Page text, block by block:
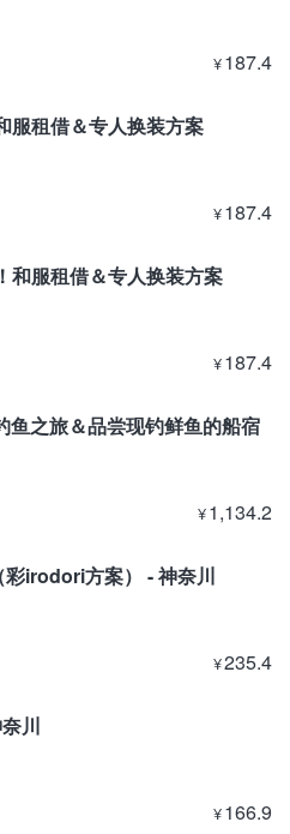
¥187.4
服租借＆专人换装方案
¥187.4
和服租借＆专人换装方案
¥187.4
鱼之旅＆品尝现钓鲜鱼的船宿
¥1,134.2
irodori方案） - 神奈川
¥235.4
川
¥166.9